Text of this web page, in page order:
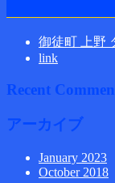
御徒町 上野
link
Recent
アーカイブ
January 2023
October 2018